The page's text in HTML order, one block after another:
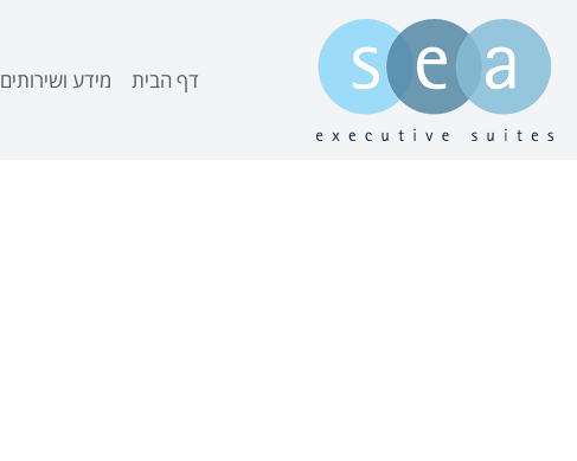
דף הבית מידע ושירותים